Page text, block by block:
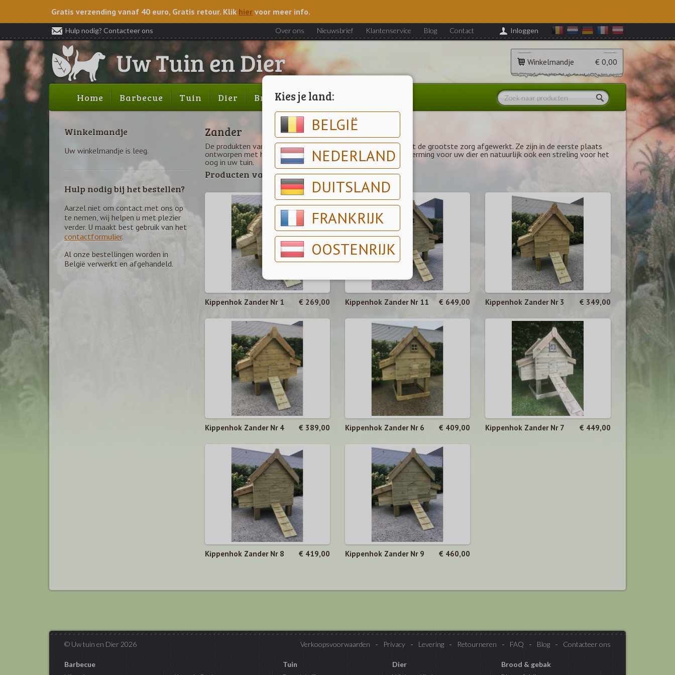
Kies je land:
BELGIË
NEDERLAND
DUITSLAND
FRANKRIJK
OOSTENRIJK
Gratis verzending vanaf 40 euro, Gratis retour. Klik hier voor meer info.
Hulp nodig? Contacteer ons Over ons Nieuwsbrief Klantenservice Blog Contact Inloggen
Winkelmandje € 0,00
Home Barbecue Tuin Dier Brood & gebak
Zander
De produkten van Zander zijn ambachtelijk vervaardigd en met de grootste zorg afgewerkt. Ze zijn in de eerste plaats
ontworpen met het oog voor een goede huisvesting en bescherming voor uw dier en natuurlijk ook een streling voor het
oog in uw tuin.
Producten van dit merk
Kippenhok Zander Nr 1 € 269,00 Kippenhok Zander Nr 11 € 649,00 Kippenhok Zander Nr 3 € 349,00
Kippenhok Zander Nr 4 € 389,00 Kippenhok Zander Nr 6 € 409,00 Kippenhok Zander Nr 7 € 449,00
Kippenhok Zander Nr 8 € 419,00 Kippenhok Zander Nr 9 € 460,00
Winkelmandje
Uw winkelmandje is leeg.
Hulp nodig bij het bestellen?
Aarzel niet om contact met ons op
te nemen, wij helpen u met plezier
verder. U maakt best gebruik van het
contactformulier.
Al onze bestellingen worden in
België verwerkt en afgehandeld.
© Uw tuin en Dier 2026 Verkoopsvoorwaarden Privacy Levering Retourneren FAQ Blog Contacteer ons
Barbecue
Tuin
Dier
Brood & gebak